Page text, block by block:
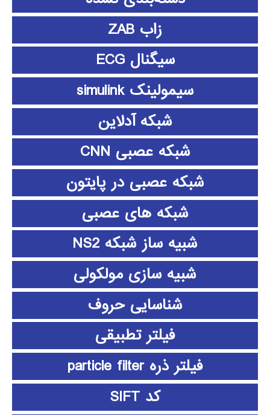
زاب ZAB
سیگنال ECG
سیمولینک simulink
شبکه آدلاین
شبکه عصبی CNN
شبکه عصبی در پایتون
شبکه های عصبی
شبیه ساز شبکه NS2
شبیه سازی مولکولی
شناسایی حروف
فیلتر تطبیقی
فیلتر ذره particle filter
کد SIFT